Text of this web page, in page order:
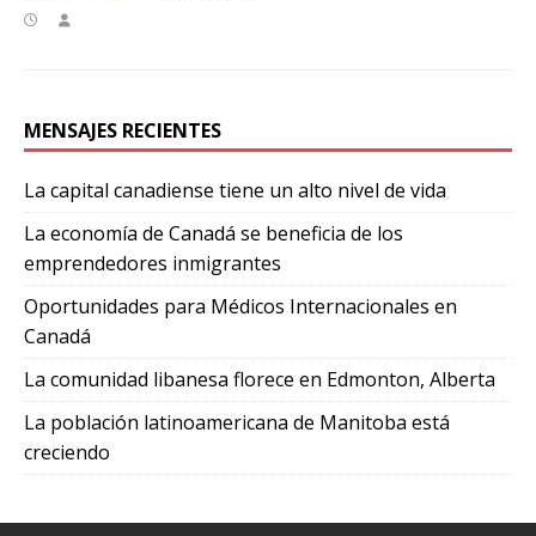
MENSAJES RECIENTES
La capital canadiense tiene un alto nivel de vida
La economía de Canadá se beneficia de los
emprendedores inmigrantes
Oportunidades para Médicos Internacionales en
Canadá
La comunidad libanesa florece en Edmonton, Alberta
La población latinoamericana de Manitoba está
creciendo